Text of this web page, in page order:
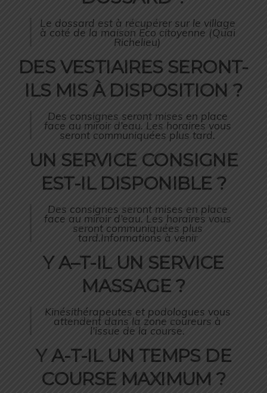
Le dossard est à récupérer sur le village
à coté de la maison Eco citoyenne (Quai
Richelieu)
DES VESTIAIRES SERONT-
ILS MIS À DISPOSITION ?
Des consignes seront mises en place
face au miroir d’eau. Les horaires vous
seront communiquées plus tard.
UN SERVICE CONSIGNE
EST-IL DISPONIBLE ?
Des consignes seront mises en place
face au miroir d’eau. Les horaires vous
seront communiquées plus
tard.Informations à venir
Y A–T-IL UN SERVICE
MASSAGE ?
Kinésithérapeutes et podologues vous
attendent dans la zone coureurs à
l’issue de la course.
Y A-T-IL UN TEMPS DE
COURSE MAXIMUM ?